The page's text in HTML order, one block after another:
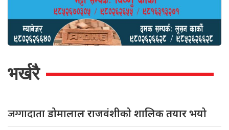
भर्खरै
जग्गादाताडोमालाल राजवंशीको शालिक तयार भयो